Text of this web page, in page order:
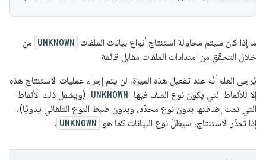
ما إذا كان سيتم محاولة استنتاج أنواع بيانات الملفات UNKNOWN من
خلال التحقّق من امتدادات الملفات مقابل قائمة
يُرجى العِلم أنّه عند تفعيل هذه الميزة، لن يتم إجراء عمليات الاستنتاج هذه
إلا للأنماط التي يكون نوع الملف فيها UNKNOWN (ويشمل ذلك الأنماط
التي تمت إضافتها بدون نوع محدّد، وبدون ضبط النوع التلقائي يدويًا).
إذا تعذّر الاستنتاج، سيظلّ نوع البيانات كما هو
UNKNOWN
.